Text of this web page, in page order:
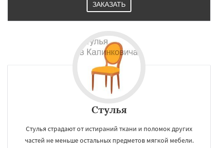
ЗАКАЗАТЬ
Стулья
Стулья страдают от истираний ткани и поломок других
частей не меньше остальных предметов мягкой мебели.